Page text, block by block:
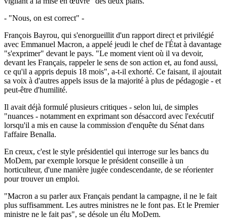
- "Nous, on est correct" -
François Bayrou, qui s'enorgueillit d'un rapport direct et privilégié
avec Emmanuel Macron, a appelé jeudi le chef de l'État à davantage
"s'exprimer" devant le pays. "Le moment vient où il va devoir,
devant les Français, rappeler le sens de son action et, au fond aussi,
ce qu'il a appris depuis 18 mois", a-t-il exhorté. Ce faisant, il ajoutait
sa voix à d'autres appels issus de la majorité à plus de pédagogie - et
peut-être d'humilité.
Il avait déjà formulé plusieurs critiques - selon lui, de simples
"nuances - notamment en exprimant son désaccord avec l'exécutif
lorsqu'il a mis en cause la commission d'enquête du Sénat dans
l'affaire Benalla.
En creux, c'est le style présidentiel qui interroge sur les bancs du
MoDem, par exemple lorsque le président conseille à un
horticulteur, d'une manière jugée condescendante, de se réorienter
pour trouver un emploi.
"Macron a su parler aux Français pendant la campagne, il ne le fait
plus suffisamment. Les autres ministres ne le font pas. Et le Premier
ministre ne le fait pas", se désole un élu MoDem.